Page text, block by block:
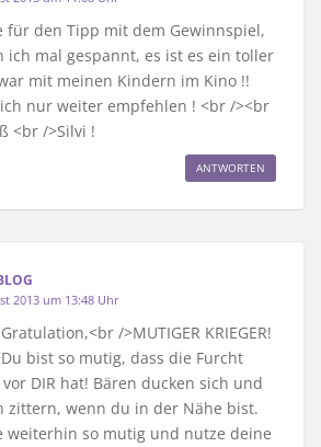
für den Tipp mit dem Gewinnspiel,
ich mal gespannt, es ist es ein toller
mit meinen Kindern im Kino !!
nur weiter empfehlen ! <br /><br
<br />Silvi !
ANTWORTEN
2013 um 13:48 Uhr
/>MUTIGER KRIEGER!
bist so mutig, dass die Furcht
DIR hat! Bären ducken sich und
zittern, wenn du in der Nähe bist.
weiterhin so mutig und nutze deine